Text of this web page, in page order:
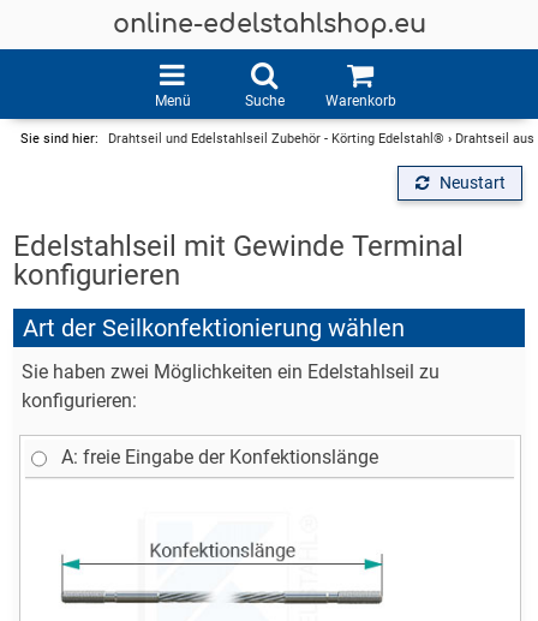
online-edelstahlshop.eu
Menü Suche Warenkorb
Sie sind hier: Drahtseil und Edelstahlseil Zubehör - Körting Edelstahl® › Drahtseil
Neustart
Edelstahlseil mit Gewinde Terminal
konfigurieren
Art der Seilkonfektionierung wählen
Sie haben zwei Möglichkeiten ein Edelstahlseil zu
konfigurieren:
A: freie Eingabe der Konfektionslänge